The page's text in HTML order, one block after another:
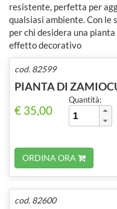
resistente, perfetta per
qualsiasi ambiente. Con le
per chi desidera una
effetto decorativo
cod. 82599
PIANTA DI
€ 35,00
Quantità:
ORDINA ORA
cod. 82600